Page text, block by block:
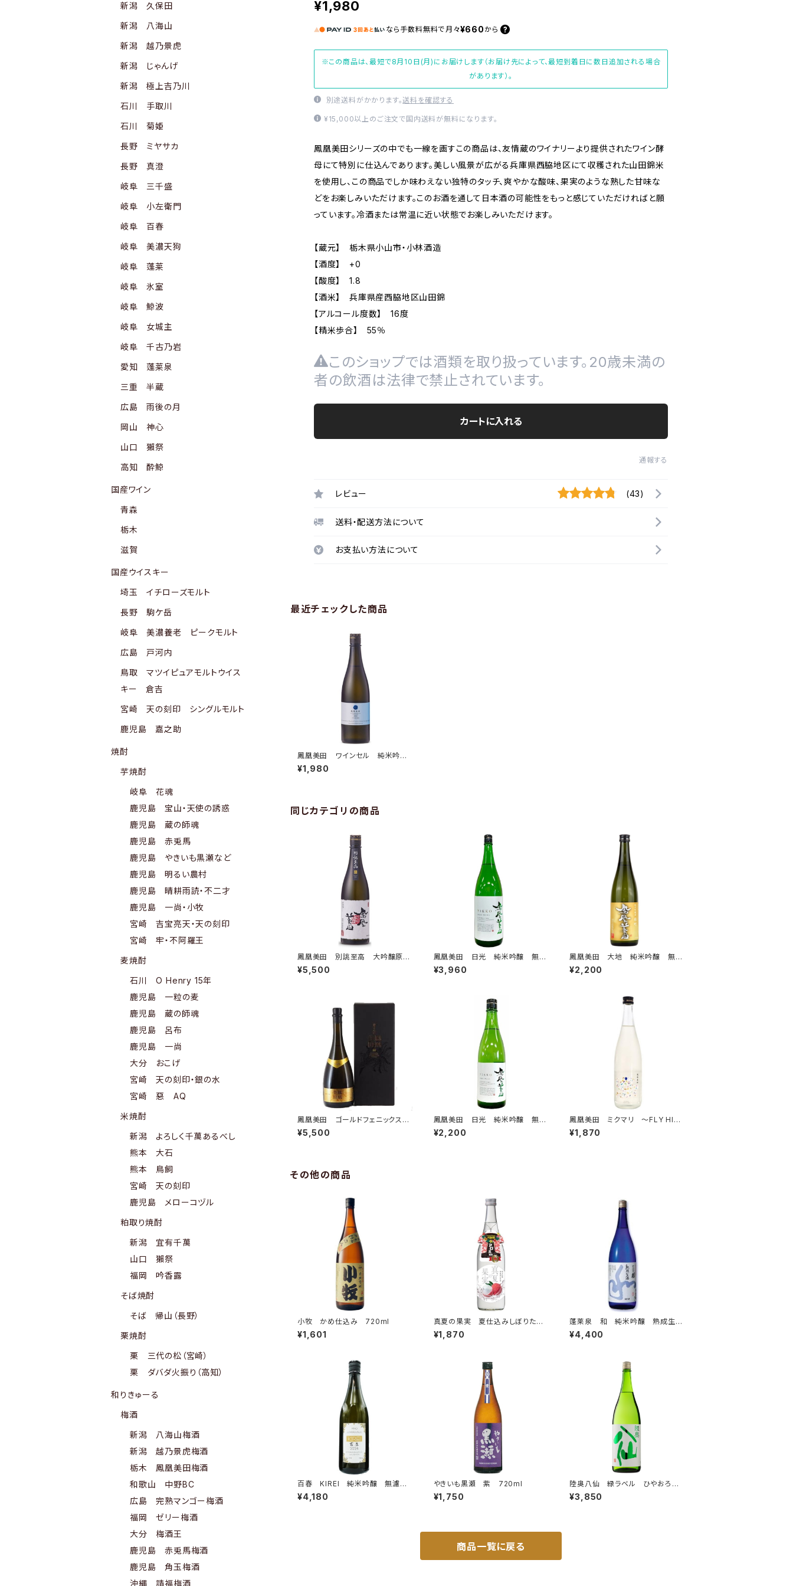
¥1,980
なら 手数料無料で 月々¥660 から
※この商品は、最短で8月10日(月)にお届けします（お届け先によって、最短到着日に数日追加される場合
があります）。
別途送料がかかります。送料を確認する
¥15,000以上のご注文で国内送料が無料になります。
鳳凰美田シリーズの中でも一線を画すこの商品は、友情蔵のワイナリーより提供されたワイン酵
母にて特別に仕込んであります。美しい風景が広がる兵庫県西脇地区にて収穫された山田錦米
を使用し、この商品でしか味わえない独特のタッチ、爽やかな酸味、果実のような熟した甘味な
どをお楽しみいただけます。このお酒を通して日本酒の可能性をもっと感じていただければと願
っています。冷酒または常温に近い状態でお楽しみいただけます。
【蔵元】 栃木県小山市・小林酒造
【酒度】 +0
【酸度】 1.8
【酒米】 兵庫県産西脇地区山田錦
【アルコール度数】 16度
【精米歩合】 55％
このショップでは酒類を取り扱っています。20歳未満の
者の飲酒は法律で禁止されています。
カートに入れる
通報する
レビュー (43)
送料・配送方法について
お支払い方法について
最近チェックした商品
鳳凰美田 ワインセル 純米吟
醸 無濾過本生 720ml
¥1,980
同じカテゴリの商品
鳳凰美田 別誂至高 大吟醸原
酒 瓶燗火入 【専用化粧箱付】
720ml
¥5,500
鳳凰美田 日光 純米吟醸 無濾
過本生 1.8L
¥3,960
鳳凰美田 大地 純米吟醸 無濾
過本生 720ml
¥2,200
鳳凰美田 ゴールドフェニックス
純米大吟醸 750ml
¥5,500
鳳凰美田 日光 純米吟醸 無濾
過本生 720ml
¥2,200
鳳凰美田 ミクマリ ～FLY HIG
H～ THE2nd 純米大吟醸生
酒 720ml
¥1,870
その他の商品
小牧 かめ仕込み 720ml
¥1,601
真夏の果実 夏仕込みしぼりた
て 純米吟醸 無濾過生原酒 7
20ml
¥1,870
蓬莱泉 和 純米吟醸 熟成生
酒 1.8L
¥4,400
百春 KIREI 純米吟醸 無濾過
生原酒 直汲み 1.8L
¥4,180
やきいも黒瀬 紫 720ml
¥1,750
陸奥八仙 緑ラベル ひやおろ
し 特別純米 1.8L
¥3,850
商品一覧に戻る
新潟 久保田
新潟 八海山
新潟 越乃景虎
新潟 じゃんげ
新潟 極上吉乃川
石川 手取川
石川 菊姫
長野 ミヤサカ
長野 真澄
岐阜 三千盛
岐阜 小左衛門
岐阜 百春
岐阜 美濃天狗
岐阜 蓬莱
岐阜 氷室
岐阜 鯨波
岐阜 女城主
岐阜 千古乃岩
愛知 蓬莱泉
三重 半蔵
広島 雨後の月
岡山 神心
山口 獺祭
高知 酔鯨
国産ワイン
青森
栃木
滋賀
国産ウイスキー
埼玉 イチローズモルト
長野 駒ケ岳
岐阜 美濃養老 ピークモルト
広島 戸河内
鳥取 マツイピュアモルトウイス
キー 倉吉
宮崎 天の刻印 シングルモルト
鹿児島 嘉之助
焼酎
芋焼酎
岐阜 花魂
鹿児島 宝山・天使の誘惑
鹿児島 蔵の師魂
鹿児島 赤兎馬
鹿児島 やきいも黒瀬など
鹿児島 明るい農村
鹿児島 晴耕雨読・不二才
鹿児島 一尚・小牧
宮崎 吉宝亮天・天の刻印
宮崎 牢・不阿羅王
麦焼酎
石川 O Henry 15年
鹿児島 一粒の麦
鹿児島 蔵の師魂
鹿児島 呂布
鹿児島 一尚
大分 おこげ
宮崎 天の刻印・銀の水
宮崎 惡 AQ
米焼酎
新潟 よろしく千萬あるべし
熊本 大石
熊本 鳥飼
宮崎 天の刻印
鹿児島 メローコヅル
粕取り焼酎
新潟 宜有千萬
山口 獺祭
福岡 吟香露
そば焼酎
そば 帰山（長野）
栗焼酎
栗 三代の松（宮崎）
栗 ダバダ火振り（高知）
和りきゅーる
梅酒
新潟 八海山梅酒
新潟 越乃景虎梅酒
栃木 鳳凰美田梅酒
和歌山 中野BC
広島 完熟マンゴー梅酒
福岡 ゼリー梅酒
大分 梅酒王
鹿児島 赤兎馬梅酒
鹿児島 角玉梅酒
沖縄 請福梅酒